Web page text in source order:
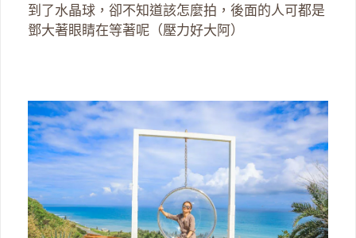
到了水晶球，卻不知道該怎麼拍，後面的人可都是
鄧大著眼睛在等著呢（壓力好大阿）